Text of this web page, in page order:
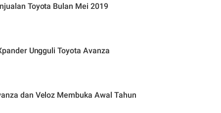
Toyota Bulan Mei 2019
Ungguli Toyota Avanza
dan Veloz Membuka Awal Tahun